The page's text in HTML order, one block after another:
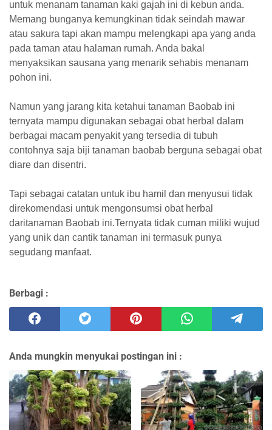
untuk menanam tanaman kaki gajah ini di kebun anda.
Memang bunganya kemungkinan tidak seindah mawar
atau sakura tapi akan mampu melengkapi apa yang anda
pada taman atau halaman rumah. Anda bakal
menyaksikan sausana yang menarik sehabis menanam
pohon ini.
Namun yang jarang kita ketahui tanaman Baobab ini
ternyata mampu digunakan sebagai obat herbal dalam
berbagai macam penyakit yang tersedia di tubuh
contohnya saja biji tanaman baobab berguna sebagai obat
diare dan disentri.
Tapi sebagai catatan untuk ibu hamil dan menyusui tidak
direkomendasi untuk mengonsumsi obat herbal
daritanaman Baobab ini.Ternyata tidak cuman miliki wujud
yang unik dan cantik tanaman ini termasuk punya
segudang manfaat.
Berbagi :
Anda mungkin menyukai postingan ini :